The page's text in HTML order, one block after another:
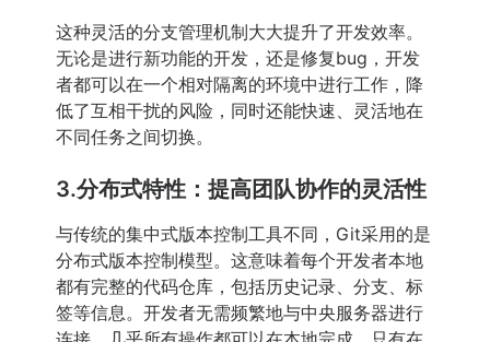
这种灵活的分支管理机制大大提升了开发效率。
无论是进行新功能的开发，还是修复bug，开发
者都可以在一个相对隔离的环境中进行工作，降
低了互相干扰的风险，同时还能快速、灵活地在
不同任务之间切换。
3.分布式特性：提高团队协作的灵活性
与传统的集中式版本控制工具不同，Git采用的是
分布式版本控制模型。这意味着每个开发者本地
都有完整的代码仓库，包括历史记录、分支、标
签等信息。开发者无需频繁地与中央服务器进行